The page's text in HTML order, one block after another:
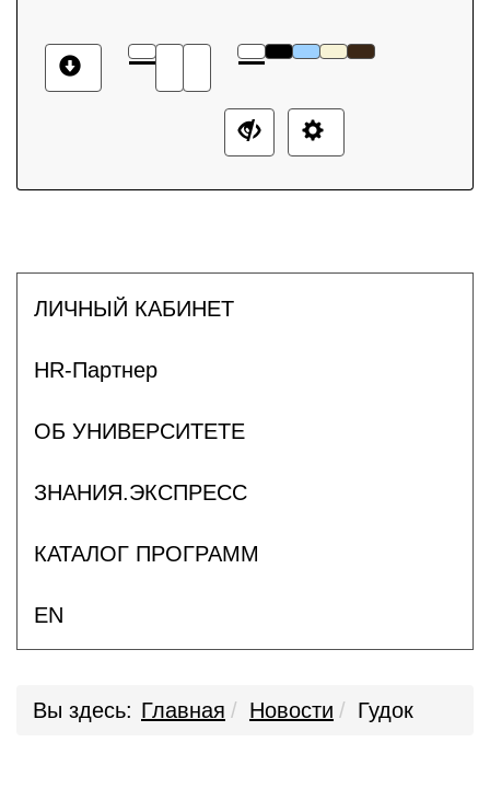
ЛИЧНЫЙ КАБИНЕТ
HR-Партнер
ОБ УНИВЕРСИТЕТЕ
ЗНАНИЯ.ЭКСПРЕСС
КАТАЛОГ ПРОГРАММ
EN
Вы здесь: Главная Новости Гудок